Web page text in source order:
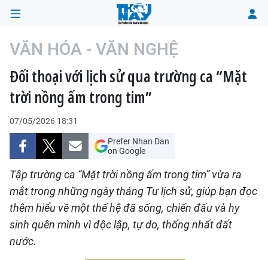
TRANG CHỦ
CHÍNH TRỊ
XÃ HỘI
KINH TẾ
ĐÔ THỊ
VĂN HÓA - VĂN NGHỆ
Đối thoại với lịch sử qua trường ca “Mặt
trời nồng ấm trong tim”
07/05/2026 18:31
Prefer Nhan Dan
on Google
Tập trường ca “Mặt trời nồng ấm trong tim” vừa ra
mắt trong những ngày tháng Tư lịch sử, giúp bạn đọc
thêm hiểu về một thế hệ đã sống, chiến đấu và hy
sinh quên mình vì độc lập, tự do, thống nhất đất
nước.